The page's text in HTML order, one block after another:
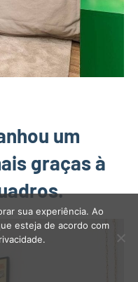
um
graças à
sua experiência. Ao
esteja de acordo com